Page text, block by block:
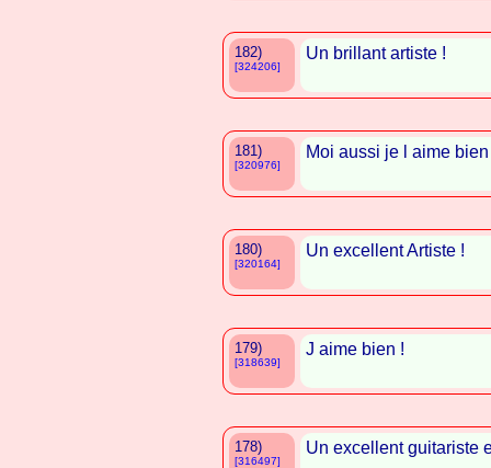
182)
[324206]
Un brillant artiste !
181)
[320976]
Moi aussi je l aime bien
180)
[320164]
Un excellent Artiste !
179)
[318639]
J aime bien !
178)
[316497]
Un excellent guitariste